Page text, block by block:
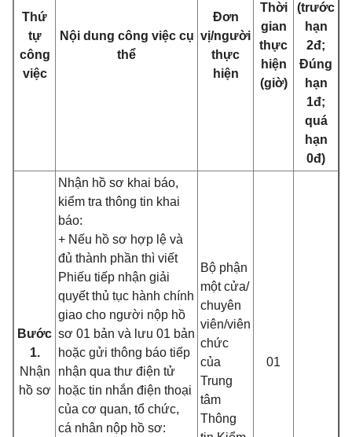
Thứ
tự
công
việc
Nội dung công việc cụ
thể
Đơn
vị/người
thực
hiện
Thời
gian
thực
hiện
(giờ)
(trước
hạn
2đ;
Đúng
hạn
1đ;
quá
hạn
0đ)
Bước
1.
Nhận
hồ sơ
Nhận hồ sơ khai báo,
kiểm tra thông tin khai
báo:
+ Nếu hồ sơ hợp lệ và
đủ thành phần thì viết
Phiếu tiếp nhận giải
quyết thủ tục hành chính
giao cho người nộp hồ
sơ 01 bản và lưu 01 bản
hoặc gửi thông báo tiếp
nhận qua thư điện tử
hoặc tin nhắn điện thoại
của cơ quan, tổ chức,
cá nhân nộp hồ sơ:
Bộ phận
một cửa/
chuyên
viên/viên
chức
của
Trung
tâm
Thông
01